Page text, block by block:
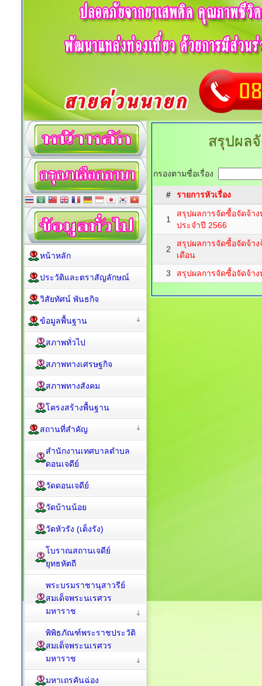
สรุปผล
กรองตามชื่อเรื่อง
# รายการหัวเรื่อง
1
สรุปผลการจัดซื้อจัดจ้า
ประจำปี 2566
2
สรุปผลการจัดซื้อจัดจ้า
เดือน
3
สรุปผลการจัดซื้อจัดจ้า
หน้าหลัก
ประวัติและตราสัญลักษณ์
วิสัยทัศน์ พันธกิจ
ข้อมูลพื้นฐาน
สภาพทั่วไป
สภาพทางเศรษฐกิจ
สภาพทางสังคม
โครงสร้างพื้นฐาน
สถานที่สำคัญ
สำนักงานเทศบาลตำบล
ดอนเจดีย์
วัดดอนเจดีย์
วัดบ้านน้อย
วัดหัวรัง (เต็งรัง)
โบราณสถานเจดีย์
ยุทธหัตถี
พระบรมราชานุสาวรีย์
สมเด็จพระนเรศวร
มหาราช
พิพิธภัณฑ์พระราชประวัติ
สมเด็จพระนเรศวร
มหาราช
มหาเถรคันฉ่อง